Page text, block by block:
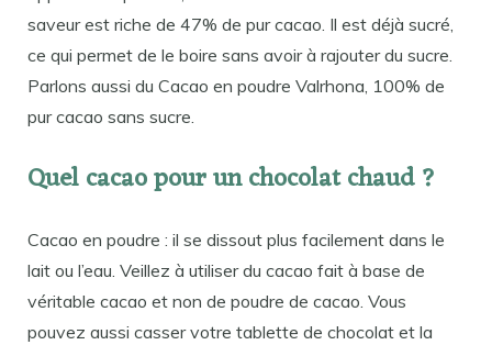
saveur est riche de 47% de pur cacao. Il est déjà sucré,
ce qui permet de le boire sans avoir à rajouter du sucre.
Parlons aussi du Cacao en poudre Valrhona, 100% de
pur cacao sans sucre.
Quel cacao pour un chocolat chaud ?
Cacao en poudre : il se dissout plus facilement dans le
lait ou l’eau. Veillez à utiliser du cacao fait à base de
véritable cacao et non de poudre de cacao. Vous
pouvez aussi casser votre tablette de chocolat et la